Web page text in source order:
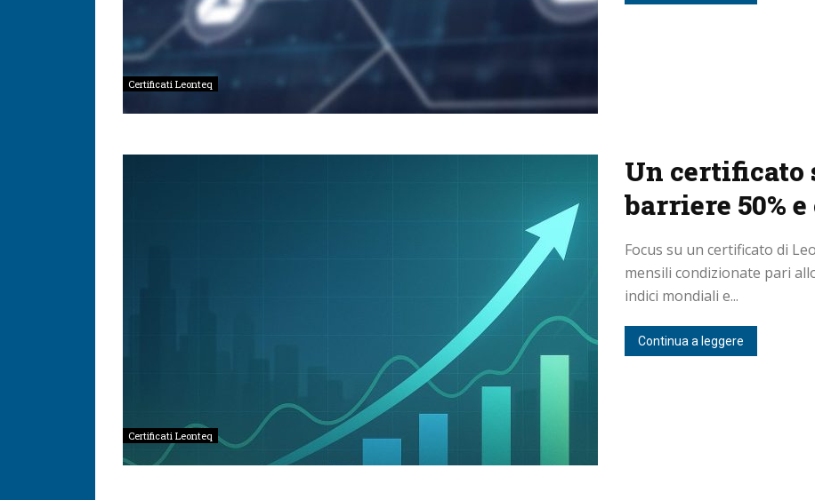
Certificati Leonteq
Certificati Leonteq
Un certificato
barriere 50%
Focus su un certificato di
mensili condizionate pari
indici mondiali e...
Continua a leggere